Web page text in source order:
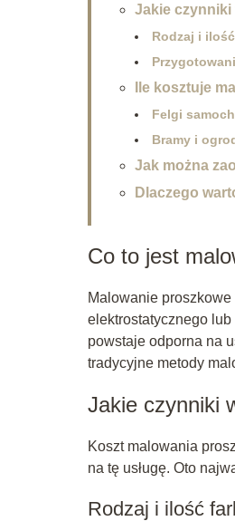
Jakie czynniki
Rodzaj i
Ile kosztuje
Felgi
Bramy i
Jak można
Dlaczego
Co to jest
Malowanie
elektrostatycznego
powstaje odporna na
tradycyjne metody
Jakie czynniki
Koszt malowania
na tę usługę. Oto
Rodzaj i ilość